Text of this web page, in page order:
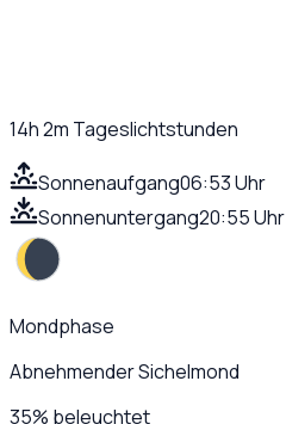
14h 2m Tageslichtstunden
Sonnenaufgang06:53 Uhr
Sonnenuntergang20:55 Uhr
Mondphase
Abnehmender Sichelmond
35% beleuchtet